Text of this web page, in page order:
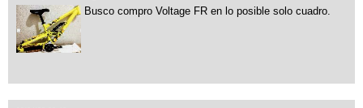
Busco compro Voltage FR en lo posible solo cuadro.